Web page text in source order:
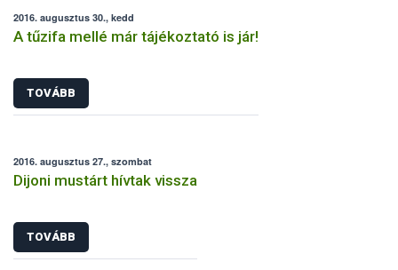
2016. augusztus 30., kedd
A tűzifa mellé már tájékoztató is jár!
TOVÁBB
2016. augusztus 27., szombat
Dijoni mustárt hívtak vissza
TOVÁBB